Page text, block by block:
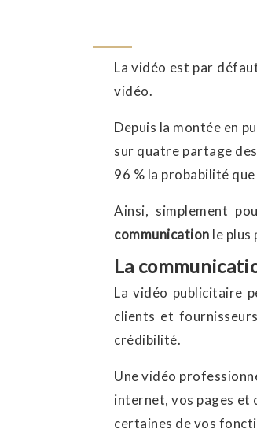
La vidéo est par
vidéo.
Depuis la montée en
sur quatre partage
96 % la probabilité
Ainsi, simplement
communication le plus
La
La vidéo publicitaire
clients et
crédibilité.
Une vidéo
internet, vos pages et
certaines de vos